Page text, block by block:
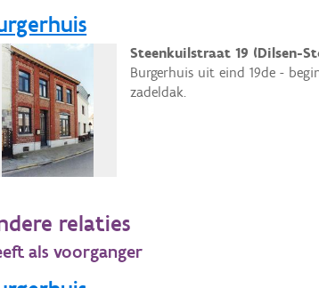
Steenkuilstraat 19 (Dilsen-
Burgerhuis uit eind 19de -
zadeldak.
relaties
als voorganger